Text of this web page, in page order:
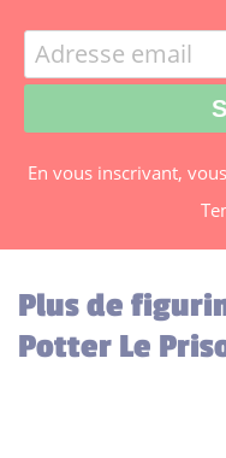
En vous inscrivant,
Plus de
Potter Le